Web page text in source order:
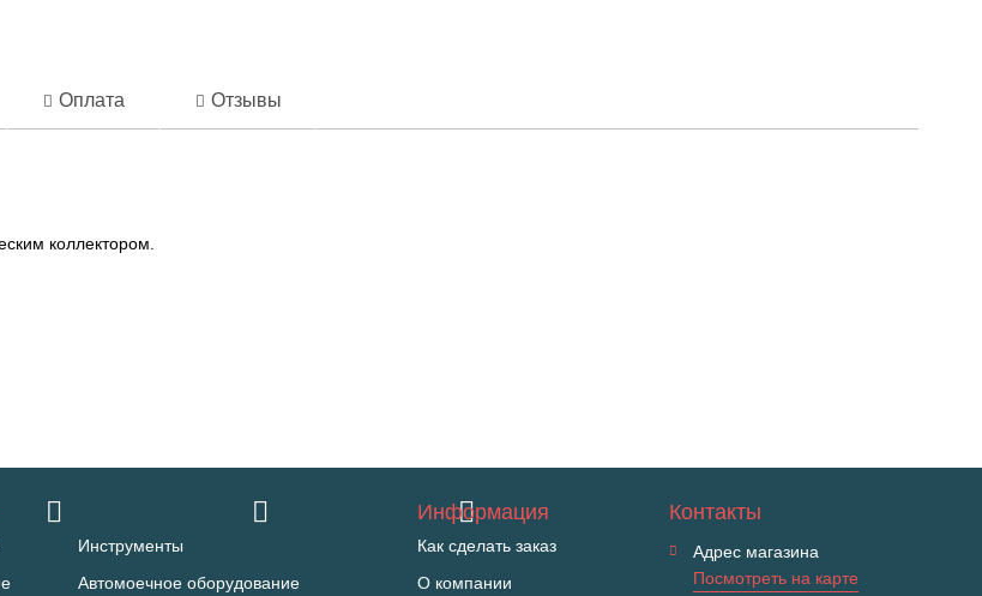
Оплата Отзывы
коллектором.
Инструменты
Автомоечное оборудование
Информация
Как сделать заказ
О компании
Контакты
Адрес магазина
Посмотреть на карте